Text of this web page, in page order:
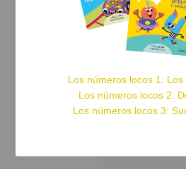
Los números locos 1:
Los números locos 2:
Los números locos 3: